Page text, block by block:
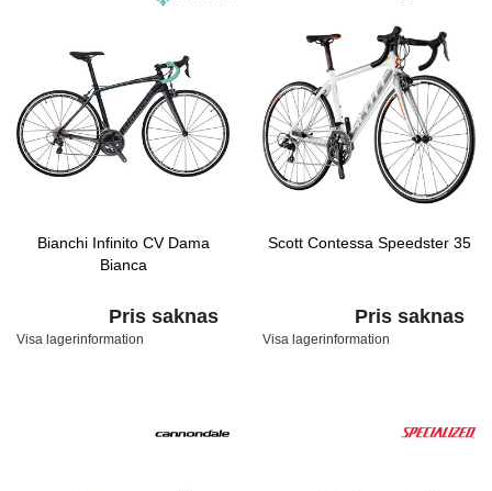
Bianchi Infinito CV Dama
Bianca
Pris saknas
Visa lagerinformation
Scott Contessa Speedster 35
Pris saknas
Visa lagerinformation